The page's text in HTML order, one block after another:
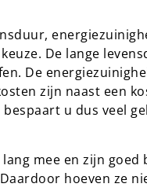
De lange
De
zijn naast een
u dus veel
mee en zijn
hoeven ze